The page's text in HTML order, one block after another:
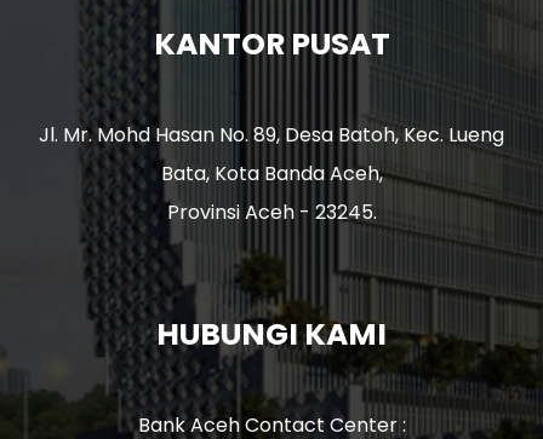
KANTOR PUSAT
Jl. Mr. Mohd Hasan No. 89, Desa Batoh, Kec. Lueng
Bata, Kota Banda Aceh,
Provinsi Aceh - 23245.
HUBUNGI KAMI
Bank Aceh Contact Center :